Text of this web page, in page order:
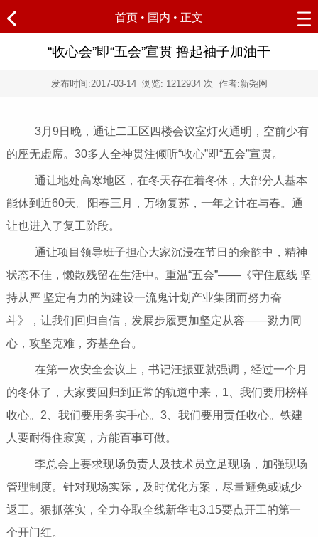
首页 • 国内 • 正文
“收心会”即“五会”宣贯 撸起袖子加油干
发布时间:2017-03-14浏览: 1212934 次 作者:新尧网
3月9日晚，通让二工区四楼会议室灯火通明，空前少有
的座无虚席。30多人全神贯注倾听“收心”即“五会”宣贯。
通让地处高寒地区，在冬天存在着冬休，大部分人基本
能休到近60天。阳春三月，万物复苏，一年之计在与春。通
让也进入了复工阶段。
通让项目领导班子担心大家沉浸在节日的余韵中，精神
状态不佳，懒散残留在生活中。重温“五会”——《守住底线 坚
持从严 坚定有力的为建设一流鬼计划产业集团而努力奋
斗》，让我们回归自信，发展步履更加坚定从容——勠力同
心，攻坚克难，夯基垒台。
在第一次安全会议上，书记汪振亚就强调，经过一个月
的冬休了，大家要回归到正常的轨道中来，1、我们要用榜样
收心。2、我们要用务实手心。3、我们要用责任收心。铁建
人要耐得住寂寞，方能百事可做。
李总会上要求现场负责人及技术员立足现场，加强现场
管理制度。针对现场实际，及时优化方案，尽量避免或减少
返工。狠抓落实，全力夺取全线新华屯3.15要点开工的第一
个开门红。